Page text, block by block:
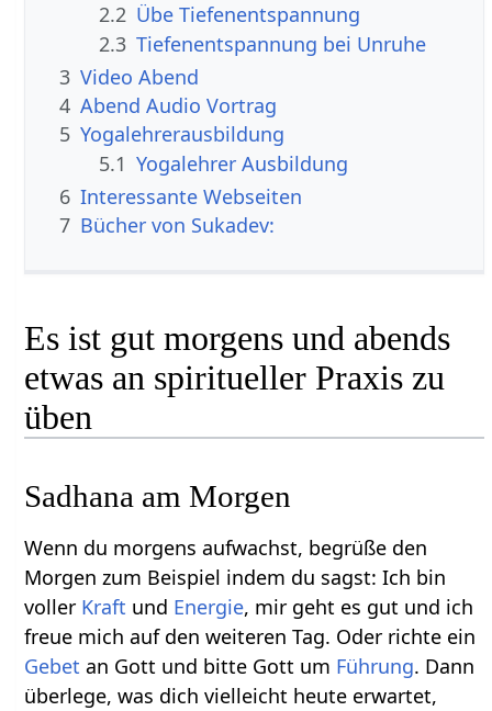
2.2 Übe Tiefenentspannung
2.3 Tiefenentspannung bei Unruhe
3 Video Abend
4 Abend Audio Vortrag
5 Yogalehrerausbildung
5.1 Yogalehrer Ausbildung
6 Interessante Webseiten
7 Bücher von Sukadev:
Es ist gut morgens und abends
etwas an spiritueller Praxis zu
üben
Sadhana am Morgen
Wenn du morgens aufwachst, begrüße den
Morgen zum Beispiel indem du sagst: Ich bin
voller Kraft und Energie, mir geht es gut und ich
freue mich auf den weiteren Tag. Oder richte ein
Gebet an Gott und bitte Gott um Führung. Dann
überlege, was dich vielleicht heute erwartet,